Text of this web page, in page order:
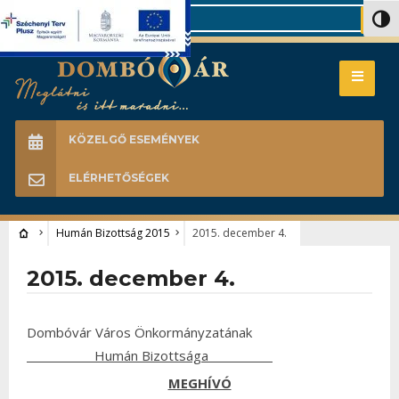
Search
KÖZELGŐ ESEMÉNYEK
ELÉRHETŐSÉGEK
Humán Bizottság 2015 2015. december 4.
2015. december 4.
Dombóvár Város Önkormányzatának
Humán Bizottsága
MEGHÍVÓ